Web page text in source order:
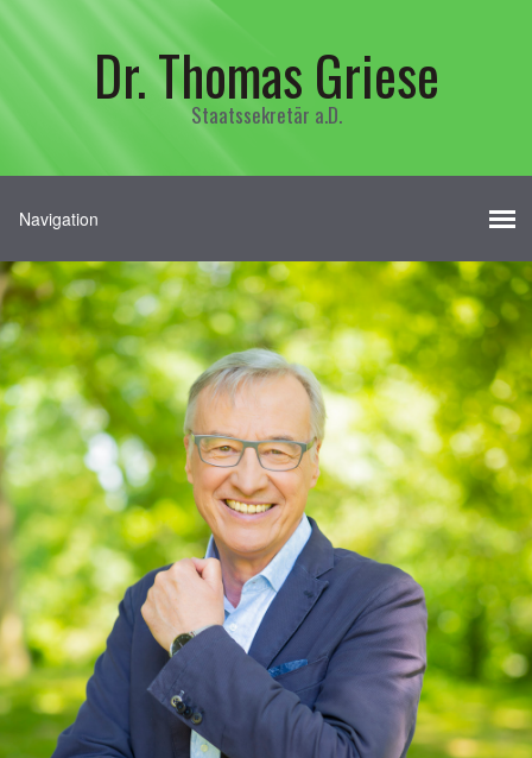
Dr. Thomas Griese
Staatssekretär a.D.